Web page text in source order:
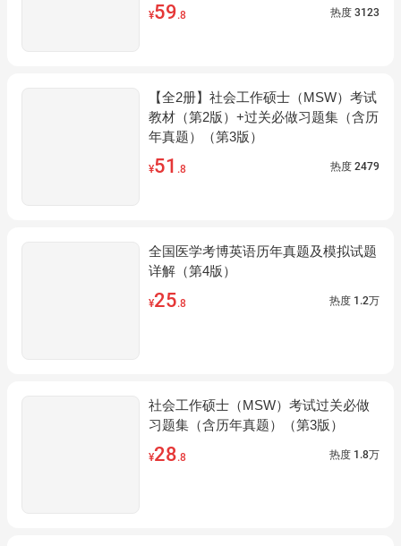
¥59.8 热度 3123
【全2册】社会工作硕士（MSW）考试
教材（第2版）+过关必做习题集（含历
年真题）（第3版）
¥51 .8 热度 2479
全国医学考博英语历年真题及模拟试题
详解（第4版）
¥25.8 热度 1.2万
社会工作硕士（MSW）考试过关必做
习题集（含历年真题）（第3版）
¥28.8 热度 1.8万